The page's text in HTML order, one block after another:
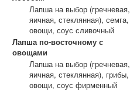
Лапша на выбор (гречневая,
яичная, стеклянная), семга,
овощи, соус сливочный
Лапша по-восточному с
овощами
Лапша на выбор (гречневая,
яичная, стеклянная), грибы,
овощи, соус фирменный